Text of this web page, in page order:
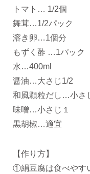
トマト… 1/2個
舞茸…1/2パック
溶き卵…1個分
もずく酢 …1パック
水…400ml
醤油…大さじ1/2
和風顆粒だし…小さ
味噌…小さじ１
黒胡椒…適宜
【作り方】
①絹豆腐は食べやす